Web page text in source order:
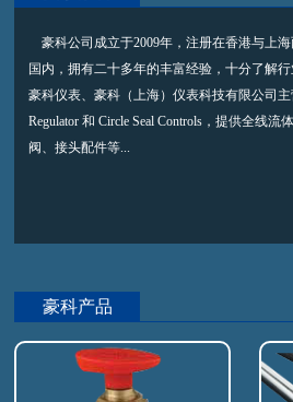
豪科公司成立于2009年，注册在香港与上
国内，拥有二十多年的丰富经验，十分了
豪科仪表、豪科（上海）仪表科技有限公司
Regulator 和 Circle Seal Controls，提供全线
阀、接头配件等...
豪科产品